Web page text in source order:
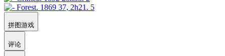
拼图游戏
评论